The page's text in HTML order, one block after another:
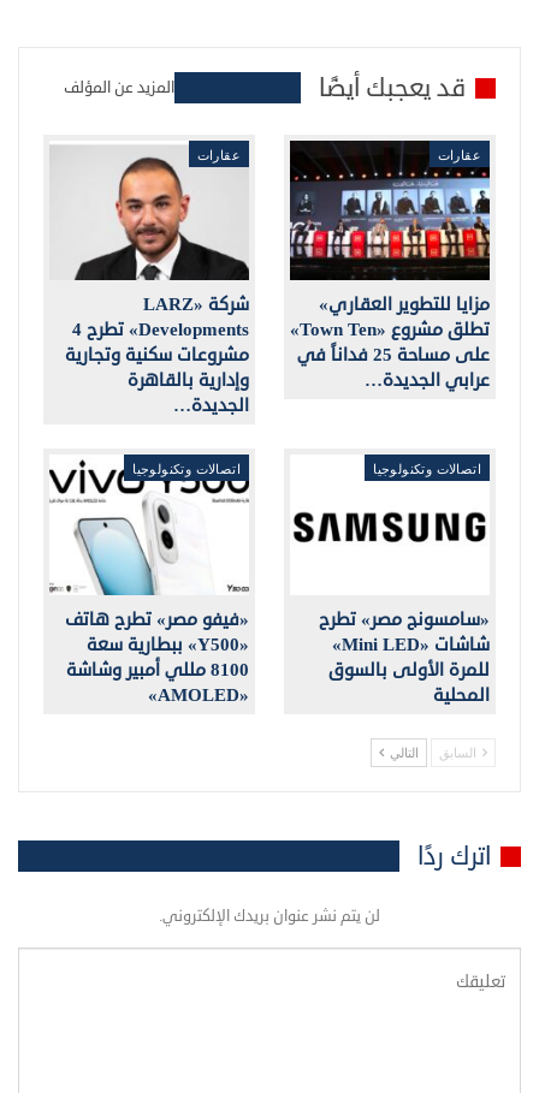
قد يعجبك أيضًا المزيد عن المؤلف
عقارات
مزايا للتطوير العقاري»
تطلق مشروع «Town Ten»
على مساحة 25 فداناً في
عرابي الجديدة…
عقارات
شركة «LARZ
Developments» تطرح 4
مشروعات سكنية وتجارية
وإدارية بالقاهرة
الجديدة…
اتصالات وتكنولوجيا
«سامسونج مصر» تطرح
شاشات «Mini LED»
للمرة الأولى بالسوق
المحلية
اتصالات وتكنولوجيا
«فيفو مصر» تطرح هاتف
«Y500» ببطارية سعة
8100 مللي أمبير وشاشة
«AMOLED»
السابق التالي
اترك ردًا
لن يتم نشر عنوان بريدك الإلكتروني.